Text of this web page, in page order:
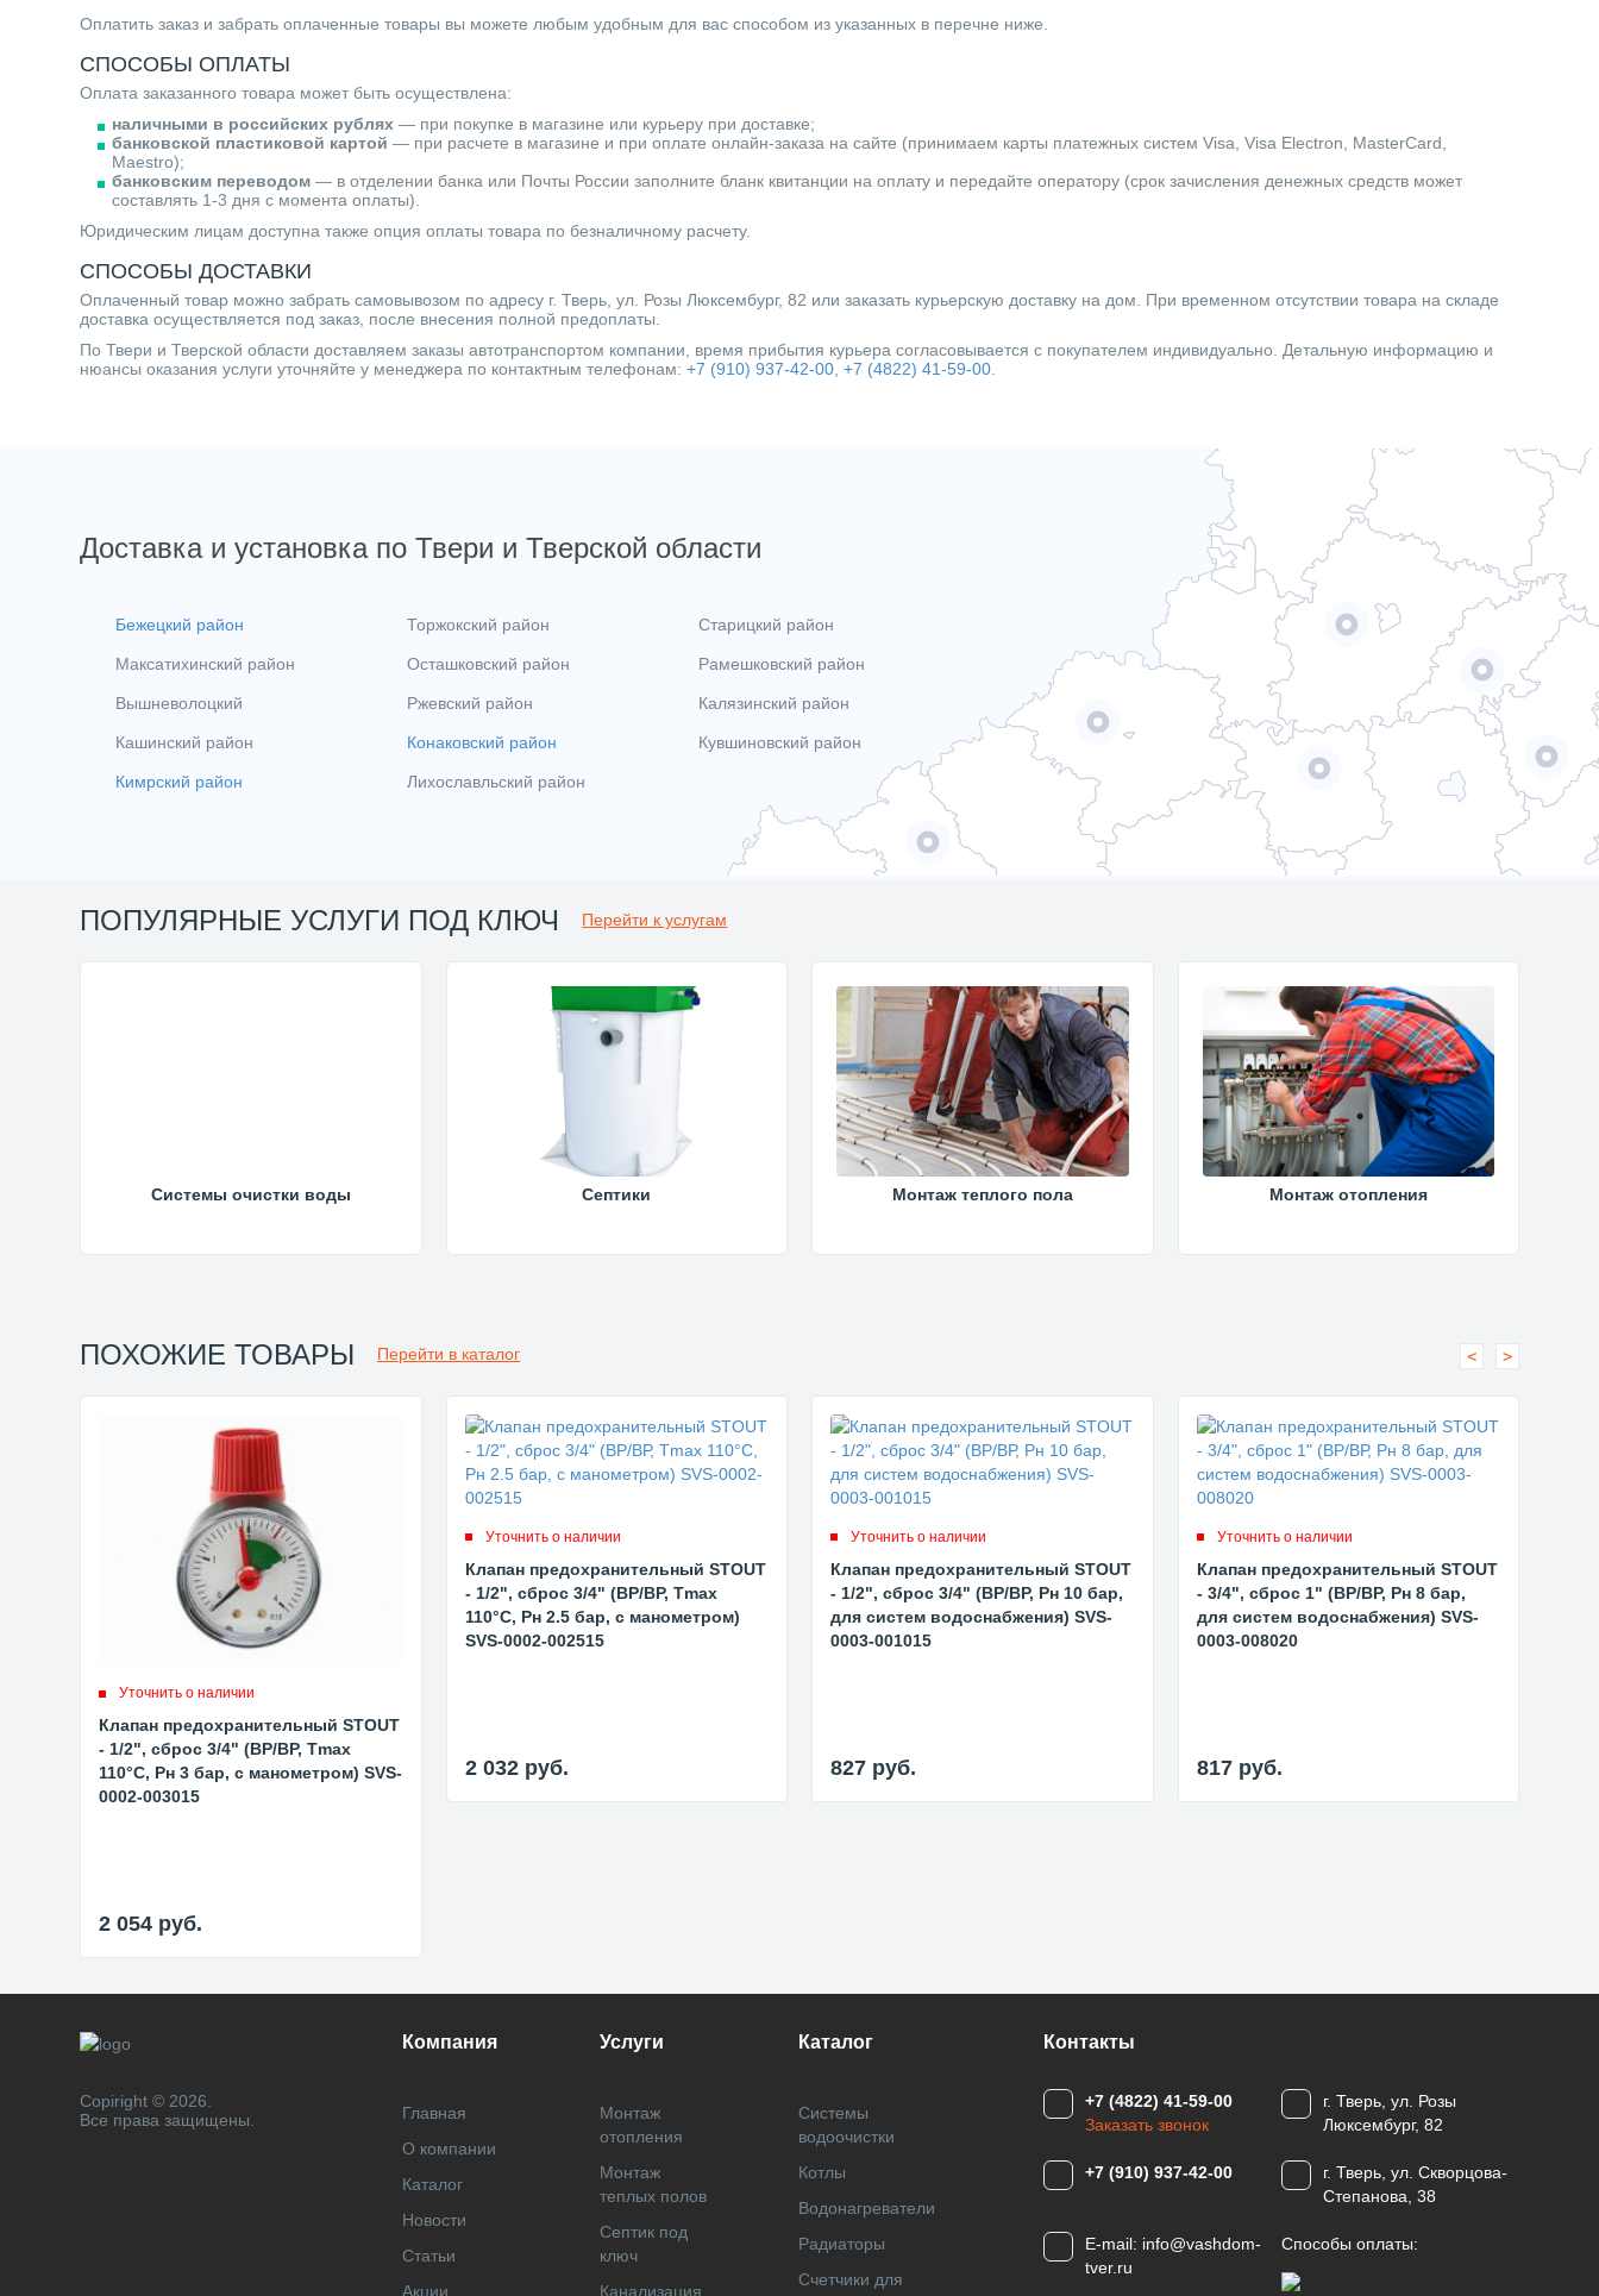
Оплатить заказ и забрать оплаченные товары вы можете любым удобным для вас способом из указанных в перечне ниже.
СПОСОБЫ ОПЛАТЫ
Оплата заказанного товара может быть осуществлена:
наличными в российских рублях — при покупке в магазине или курьеру при доставке;
банковской пластиковой картой — при расчете в магазине и при оплате онлайн-заказа на сайте (принимаем карты платежных систем Visa, Visa Electron, MasterCard,
Maestro);
банковским переводом — в отделении банка или Почты России заполните бланк квитанции на оплату и передайте оператору (срок зачисления денежных средств может
составлять 1-3 дня с момента оплаты).
Юридическим лицам доступна также опция оплаты товара по безналичному расчету.
СПОСОБЫ ДОСТАВКИ
Оплаченный товар можно забрать самовывозом по адресу г. Тверь, ул. Розы Люксембург, 82 или заказать курьерскую доставку на дом. При временном отсутствии товара на складе
доставка осуществляется под заказ, после внесения полной предоплаты.
По Твери и Тверской области доставляем заказы автотранспортом компании, время прибытия курьера согласовывается с покупателем индивидуально. Детальную информацию и
нюансы оказания услуги уточняйте у менеджера по контактным телефонам:+7 (910) 937-42-00 ,+7 (4822) 41-59-00
Доставка и установка по Твери и Тверской области
Бежецкий район
Максатихинский район
Вышневолоцкий
Кашинский район
Кимрский район
Торжокский район
Осташковский район
Ржевский район
Конаковский район
Лихославльский район
Старицкий район
Рамешковский район
Калязинский район
Кувшиновский район
ПОПУЛЯРНЫЕ УСЛУГИ ПОД КЛЮЧ Перейти к услугам
Системы очистки воды Септики Монтаж теплого пола Монтаж отопления
ПОХОЖИЕ ТОВАРЫ Перейти в каталог
Уточнить о наличии
Клапан предохранительный STOUT
- 1/2", сброс 3/4" (ВР/ВР, Tmax
110°C, Рн 3 бар, с манометром) SVS-
0002-003015
2 054 руб.
Уточнить о наличии
Клапан предохранительный STOUT
- 1/2", сброс 3/4" (ВР/ВР, Tmax
110°C, Рн 2.5 бар, с манометром)
SVS-0002-002515
2 032 руб.
Уточнить о наличии
Клапан предохранительный STOUT
- 1/2", сброс 3/4" (ВР/ВР, Рн 10 бар,
для систем водоснабжения) SVS-
0003-001015
827 руб.
Уточнить о наличии
Клапан предохранительный STOUT
- 3/4", сброс 1" (ВР/ВР, Рн 8 бар,
для систем водоснабжения) SVS-
0003-008020
817 руб.
< >
Copiright © 2026.
Все права защищены.
Компания
Главная
О компании
Каталог
Новости
Статьи
Акции
Услуги
Монтаж
отопления
Монтаж
теплых полов
Септик под
ключ
Канализация
Каталог
Системы
водоочистки
Котлы
Водонагреватели
Радиаторы
Cчетчики для
Контакты
+7 (4822) 41-59-00
Заказать звонок
г. Тверь, ул. Розы
Люксембург, 82
+7 (910) 937-42-00
г. Тверь, ул. Скворцова-
Степанова, 38
E-mail: info@vashdom-
tver.ru
Способы оплаты: